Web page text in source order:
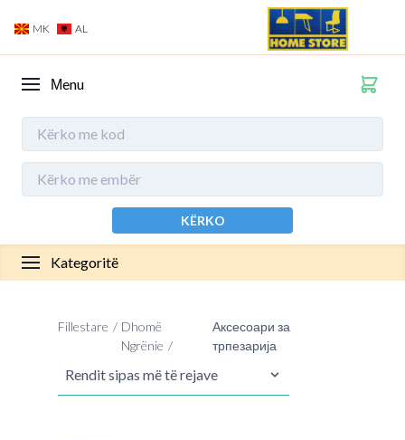
MK AL
Мenu
KËRKO
Kategoritë
Fillestare
Dhomë
Ngrënie
Аксесоари за
трпезарија